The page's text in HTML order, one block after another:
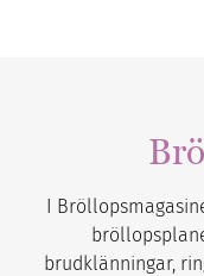
I
brudklänningar,